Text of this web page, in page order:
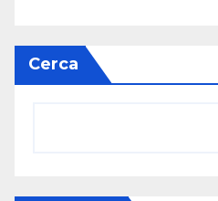
Cerca